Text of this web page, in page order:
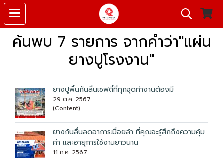
ค้นพบ 7 รายการ จากคำว่า"แผ่น
ยางปูโรงงาน"
ยางปูพื้นกันลื่นเซฟตี้ที่ทุกจุดทำงานต้องมี
29 ต.ค. 2567
(Content)
ยางกันลื่นลดอาการเมื่อยล้า ที่คุณจะรู้สึกถึงความคุ้ม
ค่า เเละอายุการใช้งานยาวนาน
11 ก.ค. 2567